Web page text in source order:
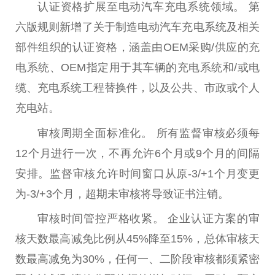
认证资格扩展至电动汽车充电系统领域。 第
六版规则新增了关于制造电动汽车充电系统及相关
部件组织的认证资格，涵盖由OEM采购/供应的充
电系统、OEM指定用于其车辆的充电系统和/或电
缆、充电系统工程替换件，以及公共、市政或个人
充电站。
审核周期全面标准化。 所有监督审核必须每
12个月进行一次，不再允许6个月或9个月的间隔
安排。监督审核允许时间窗口从原-3/+1个月变更
为-3/+3个月，超期未审核将导致证书注销。
审核时间管控严格收紧。 企业认证方案的审
核天数最高减免比例从45%降至15%， 总体审核天
数最高减免为30%，任何一、二阶段审核都须紧密